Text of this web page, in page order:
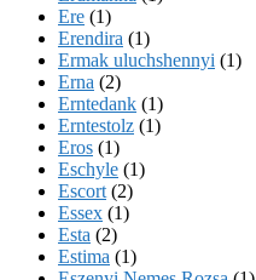
Ere (1)
Erendira (1)
Ermak uluchshennyi (1)
Erna (2)
Erntedank (1)
Erntestolz (1)
Eros (1)
Eschyle (1)
Escort (2)
Essex (1)
Esta (2)
Estima (1)